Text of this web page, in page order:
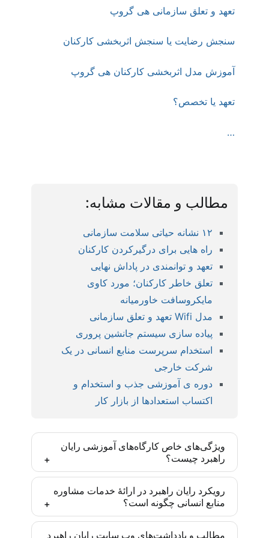
تعهد و تعلق سازمانی هی گروپ
سنجش رضایت یا سنجش اثربخشی کارکنان
آموزش مدل اثربخشی کارکنان هی گروپ
تعهد یا تخصص؟
…
مطالب و مقالات مشابه:
۱۲ نشانه حیاتی سلامت سازمانی
راه هایی برای درگیرکردن کارکنان
تعهد و توانمندی در پاداش نهایی
تعلق خاطر کارکنان؛ مورد کاوی
مایکروسافت خاورمیانه
مدل Wifi تعهد و تعلق سازمانی
پیاده سازی سیستم جانشین پروری
استخدام سرپرست منابع انسانی در یک
شرکت خارجی
دوره ی آموزشی جذب و استخدام و
اکتساب استعدادها از بازار کار
ویژگی‌های خاص کارگاه‌های آموزشی رایان
راهبرد چیست؟
کارگاه‌های رایان راهبرد بر اساس مدل‌ها و روش‌های
روز دنیا و با رویکرد ایجاد مهارت تخصصی تدارک دیده
شده‌اند و یادگیری انجام موضوع آموزش پس از
مشارکت فعال تضمین شده است. این مهارت‌ها برای
رویکرد رایان راهبرد در ارائۀ خدمات مشاوره
منابع انسانی چگونه است؟
رایان راهبرد تأکید زیادی به درونی‌سازی متدهای به کار
مطالب و یادداشت‌های وب سایت رایان راهبرد